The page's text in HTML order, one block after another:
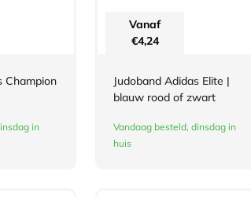
Champion
in
Vanaf
€4,24
Judoband Adidas Elite |
blauw rood of zwart
Vandaag besteld, dinsdag in
huis